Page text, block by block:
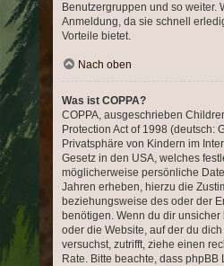
Benutzergruppen und so weiter.
Anmeldung, da sie schnell
Vorteile bietet.
Nach oben
Was ist COPPA?
COPPA, ausgeschrieben
Protection Act of 1998 (deutsch:
Privatsphäre von Kindern im
Gesetz in den USA, welches
möglicherweise persönliche
Jahren erheben, hierzu die
beziehungsweise des oder der
benötigen. Wenn du dir unsicher
oder die Website, auf der du
versuchst, zutrifft, ziehe einen
Rate. Bitte beachte, dass